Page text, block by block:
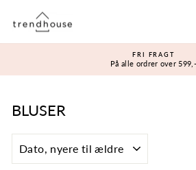
indhold
Sæt
diasshow
FRI FRAGT
På alle ordrer over 599,-
BLUSER
SORTÉR